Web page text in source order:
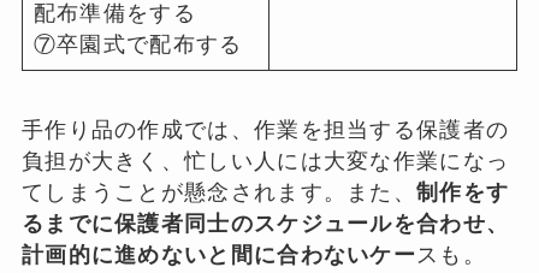
配布準備をする
⑦卒園式で配布する
手作り品の作成では、作業を担当する保護者の
負担が大きく、忙しい人には大変な作業になっ
てしまうことが懸念されます。また、制作をす
るまでに保護者同士のスケジュールを合わせ、
計画的に進めないと間に合わないケースも。